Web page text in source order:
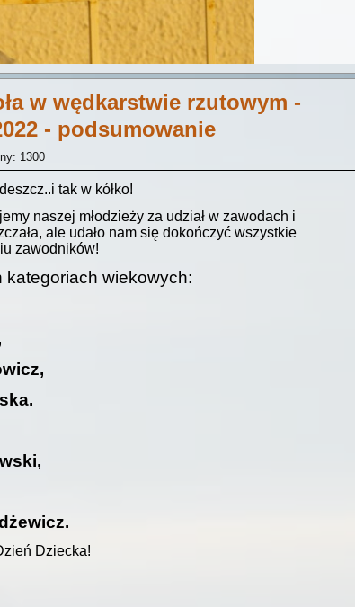
w wędkarstwie rzutowym -
- podsumowanie
1300
tak w kółko!
naszej młodzieży za udział w zawodach i
ale udało nam się dokończyć wszystkie
zawodników!
wiekowych:
Dziecka!